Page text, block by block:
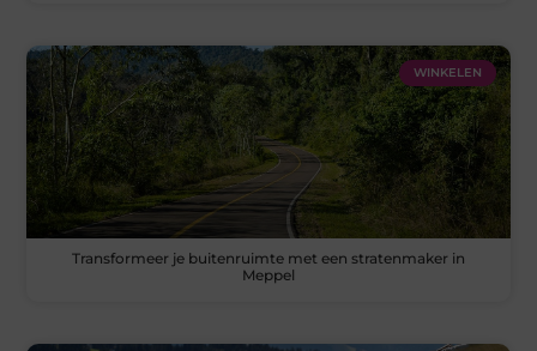
WINKELEN
Transformeer je buitenruimte met een stratenmaker in
Meppel